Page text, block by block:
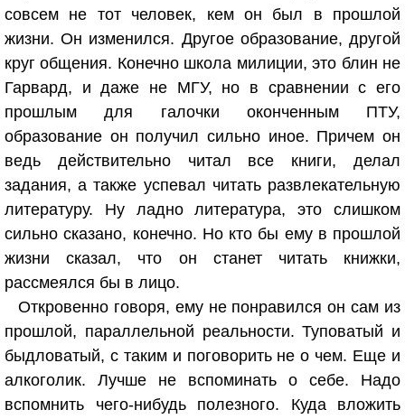
совсем не тот человек, кем он был в прошлой
жизни. Он изменился. Другое образование, другой
круг общения. Конечно школа милиции, это блин не
Гарвард, и даже не МГУ, но в сравнении с его
прошлым для галочки оконченным ПТУ,
образование он получил сильно иное. Причем он
ведь действительно читал все книги, делал
задания, а также успевал читать развлекательную
литературу. Ну ладно литература, это слишком
сильно сказано, конечно. Но кто бы ему в прошлой
жизни сказал, что он станет читать книжки,
рассмеялся бы в лицо.
Откровенно говоря, ему не понравился он сам из
прошлой, параллельной реальности. Туповатый и
быдловатый, с таким и поговорить не о чем. Еще и
алкоголик. Лучше не вспоминать о себе. Надо
вспомнить чего-нибудь полезного. Куда вложить